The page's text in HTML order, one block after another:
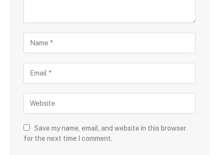
Save my name, email, and website in this browser
for the next time I comment.